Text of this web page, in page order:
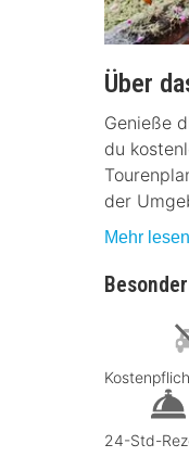
Über
Genieße
du
der
Mehr lesen
24-Std-